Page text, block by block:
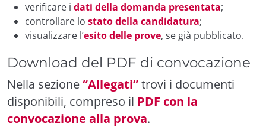
verificare i dati della domanda presentata;
controllare lo stato della candidatura;
visualizzare l’esito delle prove, se già pubblicato.
Download del PDF di convocazione
Nella sezione“Allegati”trovi i documenti
disponibili, compreso il PDF con la
convocazione alla prova.